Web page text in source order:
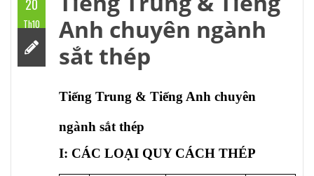
20
Th10
Anh chuyên ngành
sắt thép
Tiếng Trung & Tiếng Anh chuyên
ngành sắt thép
I: CÁC LOẠI QUY CÁCH THÉP